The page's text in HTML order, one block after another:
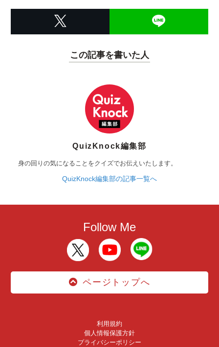
この記事を書いた人
QuizKnock編集部
身の回りの気になることをクイズでお伝えいたします。
QuizKnock編集部の記事一覧へ
Follow Me
ページトップへ
利用規約
個人情報保護方針
プライバシーポリシー